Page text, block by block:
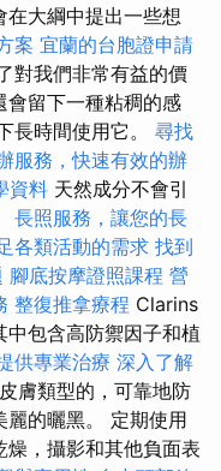
大綱中提出一些想
案 宜蘭的台胞證申請
對我們非常有益的價
會留下一種粘稠的感
長時間使用它。 尋找
服務，快速有效的辦
資料 天然成分不會引
長照服務，讓您的長
各類活動的需求 找到
腳底按摩證照課程 營
整復推拿療程 Clarins
包含高防禦因子和植
供專業治療 深入了解
膚類型的，可靠地防
麗的曬黑。 定期使用
，攝影和其他負面表